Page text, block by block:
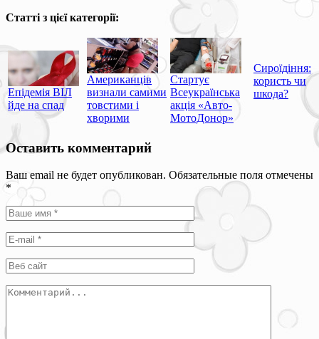
Статті з цієї категорії:
Епідемія ВІЛ
йде на спад
Американців
визнали самими
товстими і
хворими
Стартує
Всеукраїнська
акція «Авто-
МотоДонор»
Сироїдіння:
користь чи
шкода?
Оставить комментарий
Ваш email не будет опубликован. Обязательные поля отмечены
*